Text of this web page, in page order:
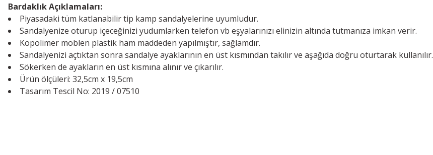
Bardaklık Açıklamaları:
Piyasadaki tüm katlanabilir tip kamp sandalyelerine uyumludur.
Sandalyenize oturup içeceğinizi yudumlarken telefon vb eşyalarınızı elinizin altında tutmanıza imkan verir.
Kopolimer moblen plastik ham maddeden yapılmıştır, sağlamdır.
Sandalyenizi açtıktan sonra sandalye ayaklarının en üst kısmından takılır ve aşağıda doğru oturtarak kullanılır.
Sökerken de ayakların en üst kısmına alınır ve çıkarılır.
Ürün ölçüleri: 32,5cm x 19,5cm
Tasarım Tescil No: 2019 / 07510